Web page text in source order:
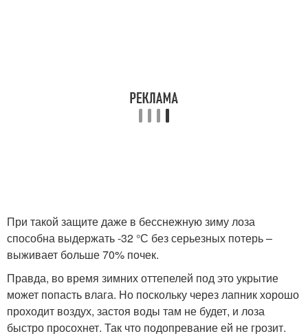
При такой защите даже в бесснежную зиму лоза
способна выдержать -32 °С без серьезных потерь –
выживает больше 70% почек.
Правда, во время зимних оттепелей под это укрытие
может попасть влага. Но поскольку через лапник хорошо
проходит воздух, застоя воды там не будет, и лоза
быстро просохнет. Так что подопревание ей не грозит.